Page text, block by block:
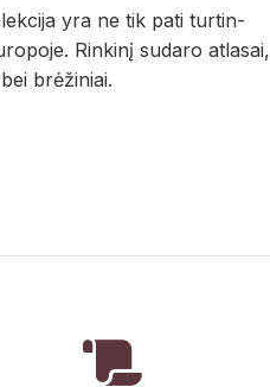
yra ne tik pati tur­tin­
Rin­ki­nį su­da­ro at­la­sai,
brė­ži­niai.